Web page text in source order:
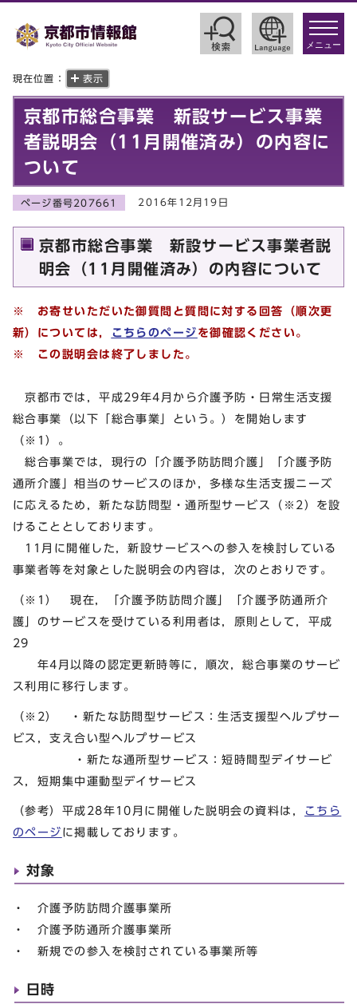
toggle
メニュー
現在位置： 表示
京都市総合事業 新設サービス事業
者説明会（11月開催済み）の内容に
ついて
ページ番号207661 2016年12月19日
京都市総合事業 新設サービス事業者説
明会（11月開催済み）の内容について
※ お寄せいただいた御質問と質問に対する回答
（順次更
新） については， こちらのページ を御確認ください。
※ この説明会は終了しました。
京都市では，平成29年4月から介護予防・日常生活支援
総合事業（以下「総合事業」という。）を開始します
（※1）。
総合事業では，現行の「介護予防訪問介護」「介護予防
通所介護」相当のサービスのほか，多様な生活支援ニーズ
に応えるため，新たな訪問型・通所型サービス（※2）を設
けることとしております。
11月に開催した，新設サービスへの参入を検討している
事業者等を対象とした説明会の内容は，次のとおりです。
（※1） 現在，「介護予防訪問介護」「介護予防通所介
護」のサービスを受けている利用者は，原則として，平成
29
年4月以降の認定更新時等に，順次，総合事業のサービ
ス利用に移行します。
（※2） ・新たな訪問型サービス：生活支援型ヘルプサー
ビス，支え合い型ヘルプサービス
・新たな通所型サービス：短時間型デイサービ
ス，短期集中運動型デイサービス
（参考）平成28年10月に開催した説明会の資料は，
こちら
のページ に掲載しております。
対象
・ 介護予防訪問介護事業所
・ 介護予防通所介護事業所
・ 新規での参入を検討されている事業所等
日時